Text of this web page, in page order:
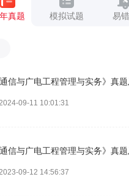
真题 模拟试题 易
信与广电工程管理与实务》真
09-11 10:01:31
信与广电工程管理与实务》真
09-12 14:56:37